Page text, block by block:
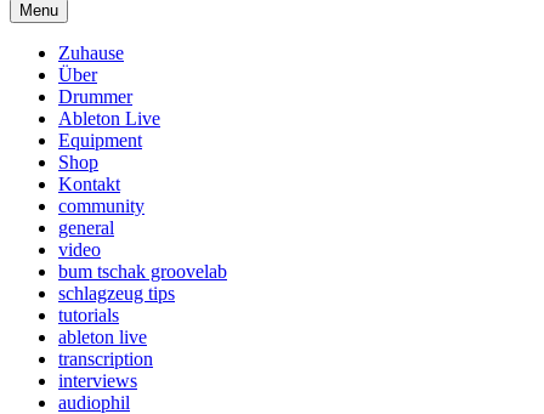
Menu
Zuhause
Über
Drummer
Ableton Live
Equipment
Shop
Kontakt
community
general
video
bum tschak groovelab
schlagzeug tips
tutorials
ableton live
transcription
interviews
audiophil